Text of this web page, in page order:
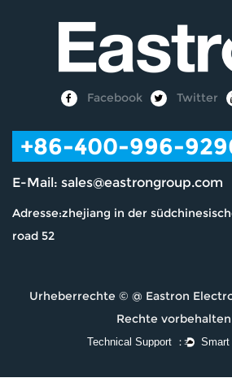
Facebook Twitter
+86-400-996-
E-Mail: sales@eastrongroup.com
Adresse:zhejiang in der
road 52
Urheberrechte © @ Eastron
Rechte